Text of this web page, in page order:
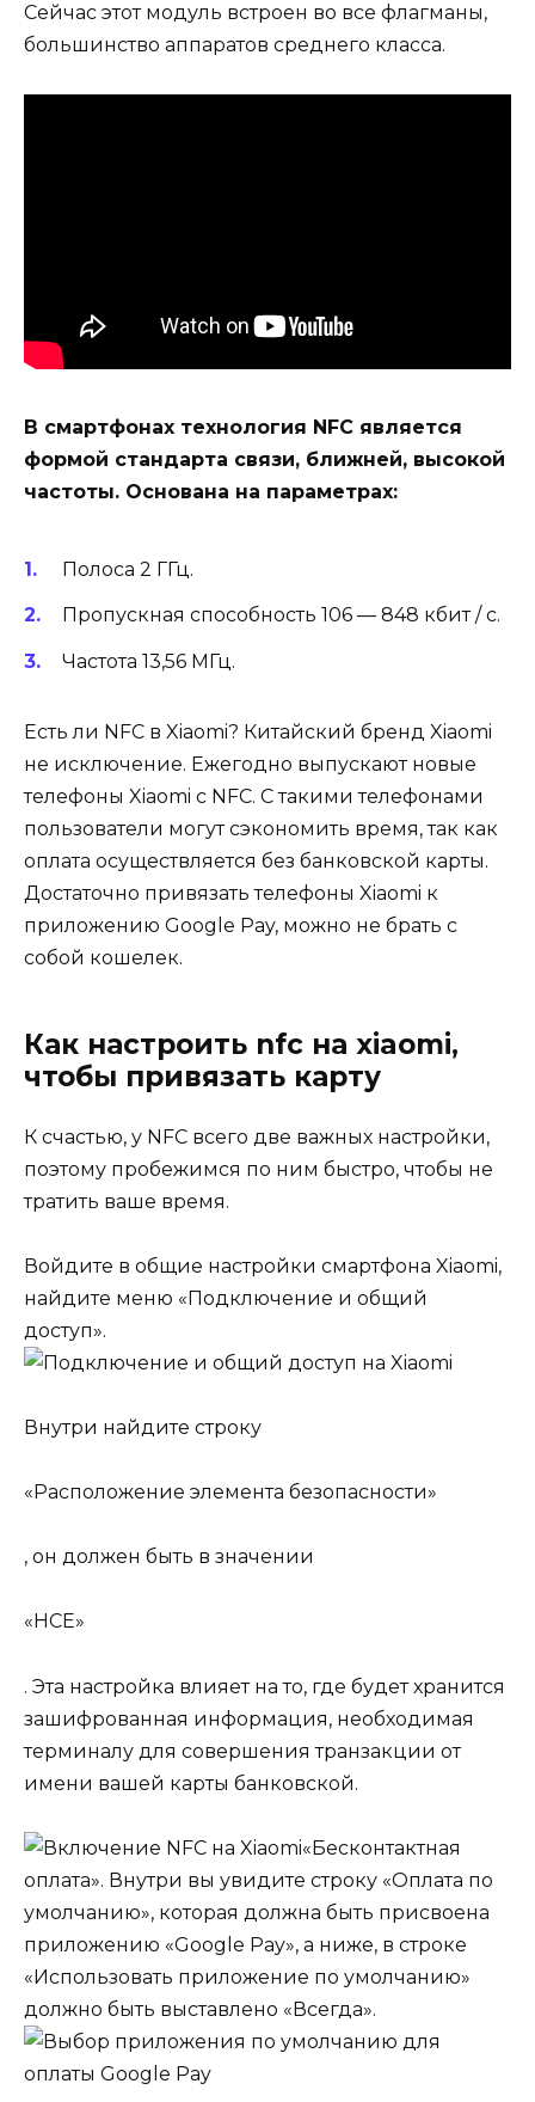
Сейчас этот модуль встроен во все флагманы,
большинство аппаратов среднего класса.
В смартфонах технология NFC является
формой стандарта связи, ближней, высокой
частоты. Основана на параметрах:
Полоса 2 ГГц.
Пропускная способность 106 — 848 кбит / с.
Частота 13,56 МГц.
Есть ли NFC в Xiaomi? Китайский бренд Xiaomi
не исключение. Ежегодно выпускают новые
телефоны Xiaomi с NFC. С такими телефонами
пользователи могут сэкономить время, так как
оплата осуществляется без банковской карты.
Достаточно привязать телефоны Xiaomi к
приложению Google Pay, можно не брать с
собой кошелек.
Как настроить nfc на xiaomi,
чтобы привязать карту
К счастью, у NFC всего две важных настройки,
поэтому пробежимся по ним быстро, чтобы не
тратить ваше время.
Войдите в общие настройки смартфона Xiaomi,
найдите меню «Подключение и общий
доступ».
Внутри найдите строку
«Расположение элемента безопасности»
, он должен быть в значении
«HCE»
. Эта настройка влияет на то, где будет хранится
зашифрованная информация, необходимая
терминалу для совершения транзакции от
имени вашей карты банковской.
«Бесконтактная
оплата». Внутри вы увидите строку «Оплата по
умолчанию», которая должна быть присвоена
приложению «Google Pay», а ниже, в строке
«Использовать приложение по умолчанию»
должно быть выставлено «Всегда».